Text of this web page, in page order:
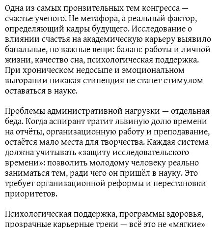
Одна из самых пронзительных тем конгресса —
счастье ученого. Не метафора, а реальный фактор,
определяющий кадры будущего. Исследование о
влиянии счастья на академическую карьеру выявило
банальные, но важные вещи: баланс работы и личной
жизни, качество сна, психологическая поддержка.
При хроническом недосыпе и эмоциональном
выгорании никакая стипендия не станет стимулом
оставаться в науке.
Проблемы административной нагрузки — отдельная
беда. Когда аспирант тратит львиную долю времени
на отчёты, организационную работу и преподавание,
остаётся мало места для творчества. Каждая система
должна учитывать «защиту исследовательского
времени»: позволить молодому человеку реально
заниматься тем, ради чего он пришёл в науку. Это
требует организационной реформы и перестановки
приоритетов.
Психологическая поддержка, программы здоровья,
прозрачные карьерные треки — всё это не «мягкие»